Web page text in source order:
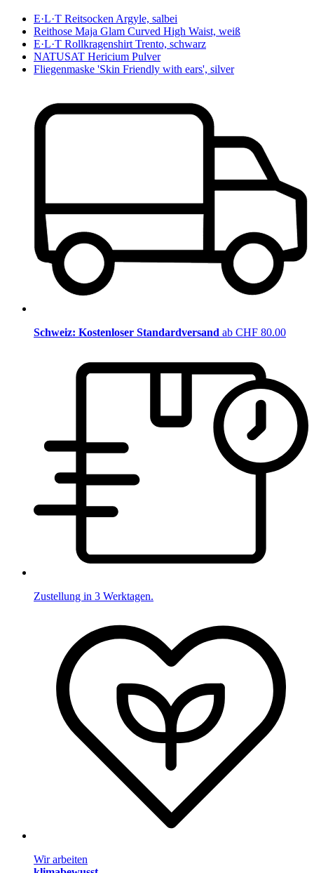
E·L·T Reitsocken Argyle, salbei
Reithose Maja Glam Curved High Waist, weiß
E·L·T Rollkragenshirt Trento, schwarz
NATUSAT Hericium Pulver
Fliegenmaske 'Skin Friendly with ears', silver
Schweiz: Kostenloser Standardversand ab CHF 80.00
Zustellung in 3 Werktagen.
Wir arbeiten